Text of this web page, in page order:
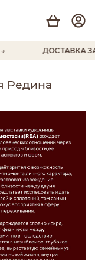
ДОСТАВКА ЗА
Редина